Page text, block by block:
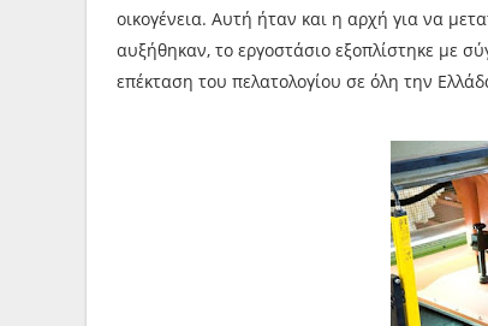
οικογένεια. Αυτή ήταν και η αρχή για να
αυξήθηκαν, το εργοστάσιο εξοπλίστηκε με
επέκταση του πελατολογίου σε όλη την